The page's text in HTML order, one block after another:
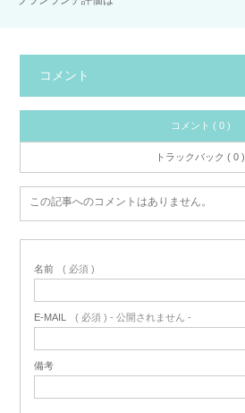
コメント
コメント ( 0 )
トラックバック ( 0 )
この記事へのコメントはありません。
名前 ( 必須 )
E-MAIL ( 必須 ) - 公開されません -
備考